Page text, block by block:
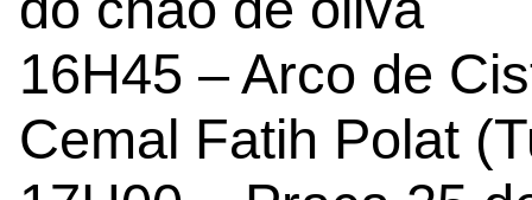
16H45 – Arco de
Cemal Fatih Polat